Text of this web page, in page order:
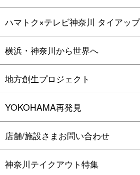
ハマトク×テレビ神奈川 タイアッ
横浜・神奈川から世界へ
地方創生プロジェクト
YOKOHAMA再発見
店舗/施設さまお問い合わせ
神奈川テイクアウト特集